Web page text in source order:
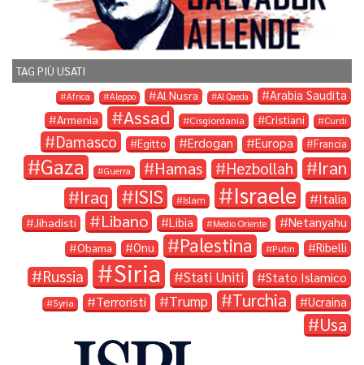
TAG PIÙ USATI
Africa Aleppo Al Nusra Al Qaeda Arabia Saudita
Armenia Assad Cisgiordania Cristiani Curdi
Damasco Egitto Erdogan Europa Francia
Gaza Guerra Hamas Hezbollah Iran
Iraq ISIS Islam Israele Italia
Jihadisti Libano Libia Medio Oriente Netanyahu
Obama Onu Palestina Putin Ribelli
Russia Siria Stati Uniti Stato Islamico
Syria Terroristi Trump Turchia Ucraina
Usa